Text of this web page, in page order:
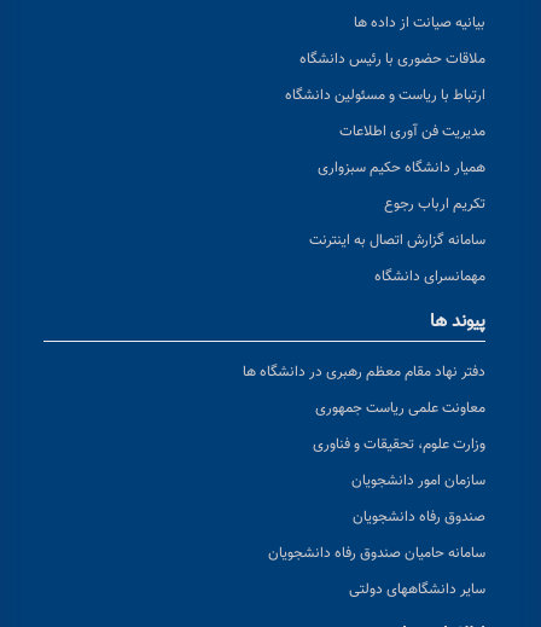
بیانیه صیانت از داده ها
ملاقات حضوری با رئیس دانشگاه
ارتباط با ریاست و مسئولین دانشگاه
مدیریت فن آوری اطلاعات
همیار دانشگاه حکیم سبزواری
تکریم ارباب رجوع
سامانه گزارش اتصال به اینترنت
مهمانسرای دانشگاه
پیوند ها
دفتر نهاد مقام معظم رهبری در دانشگاه ها
معاونت علمی ریاست جمهوری
وزارت علوم، تحقیقات و فناوری
سازمان امور دانشجویان
صندوق رفاه دانشجویان
سامانه حامیان صندوق رفاه دانشجویان
سایر دانشگاههای دولتی